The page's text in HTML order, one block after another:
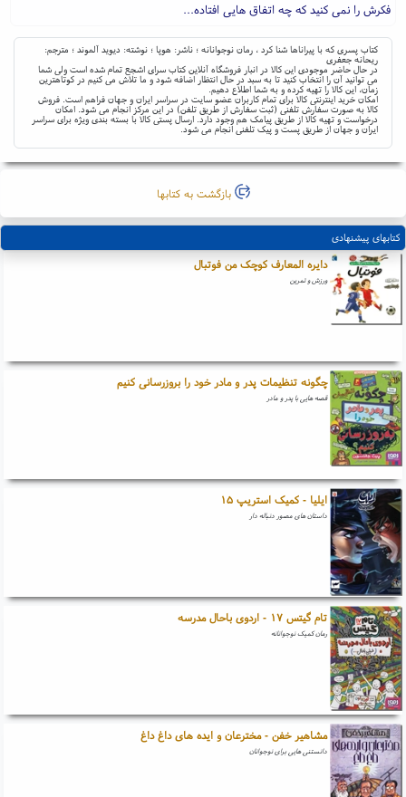
فکرش را نمی کنید که چه اتفاق هایی افتاده...
کتاب پسری که با پیراناها شنا کرد ، رمان نوجوانانه ؛ ناشر: هوپا ؛ نوشته: دیوید آلموند ؛ مترجم:
ریحانه جعفری
در حال حاضر موجودی این کالا در انبار فروشگاه آنلاین کتاب سرای اشجع تمام شده است ولی شما
می توانید آن را انتخاب کنید تا به سبد در حال انتظار اضافه شود و ما تلاش می کنیم در کوتاهترین
زمان، این کالا را تهیه کرده و به شما اطلاع دهیم.
امکان خرید اینترنتی کالا برای تمام کاربران عضو سایت در سراسر ایران و جهان فراهم است. فروش
کالا به صورت سفارش تلفنی (ثبت سفارش از طریق تلفن) در این مرکز انجام می شود. امکان
درخواست و تهیه کالا از طریق پیامک هم وجود دارد. ارسال پستی کالا با بسته بندی ویژه برای سراسر
ایران و جهان از طریق پست و پیک تلفنی انجام می شود.
بازگشت به کتابها
کتابهای پیشنهادی
دایره المعارف کوچک من فوتبال
ورزش و تمرین
چگونه تنظیمات پدر و مادر خود را بروزرسانی کنیم
قصه هایی با پدر و مادر
ایلیا - کمیک استریپ ۱۵
داستان های مصور دنباله دار
تام گیتس ۱۷ - اردوی باحال مدرسه
رمان کمیک نوجوانانه
مشاهیر خفن - مخترعان و ایده های داغ داغ
دانستنی هایی برای نوجوانان